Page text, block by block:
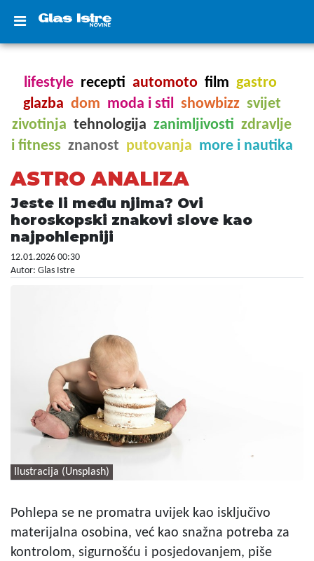
lifestyle recepti automoto film gastro
glazba dom moda i stil showbizz svijet
zivotinja tehnologija zanimljivosti zdravlje
i fitness znanost putovanja more i nautika
ASTRO ANALIZA
Jeste li među njima? Ovi
horoskopski znakovi slove kao
najpohlepniji
12.01.2026 00:30
Autor: Glas Istre
Ilustracija (Unsplash)
Pohlepa se ne promatra uvijek kao isključivo
materijalna osobina, već kao snažna potreba za
kontrolom, sigurnošću i posjedovanjem, piše